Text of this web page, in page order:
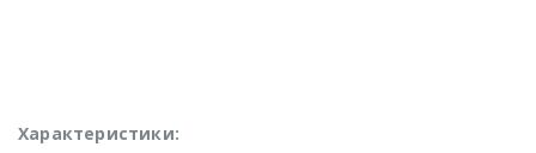
Характеристики: